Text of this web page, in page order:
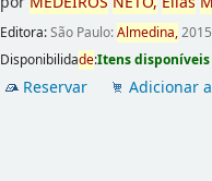
Editora:São Paulo:Almedina,2015
Disponibilidade:Itens
Reservar Adicionar